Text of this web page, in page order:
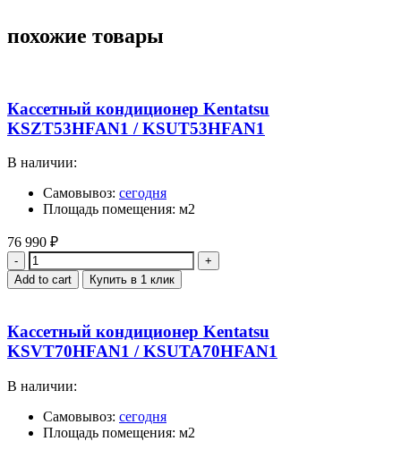
похожие товары
Кассетный кондиционер Kentatsu
KSZT53HFAN1 / KSUT53HFAN1
В наличии:
Самовывоз: сегодня
Площадь помещения: м2
76 990 ₽
Quantity
Add to cart Купить в 1 клик
Кассетный кондиционер Kentatsu
KSVT70HFAN1 / KSUTA70HFAN1
В наличии:
Самовывоз: сегодня
Площадь помещения: м2